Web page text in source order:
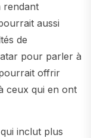
rendant
aussi
de
pour parler à
offrir
ceux qui en ont
inclut plus